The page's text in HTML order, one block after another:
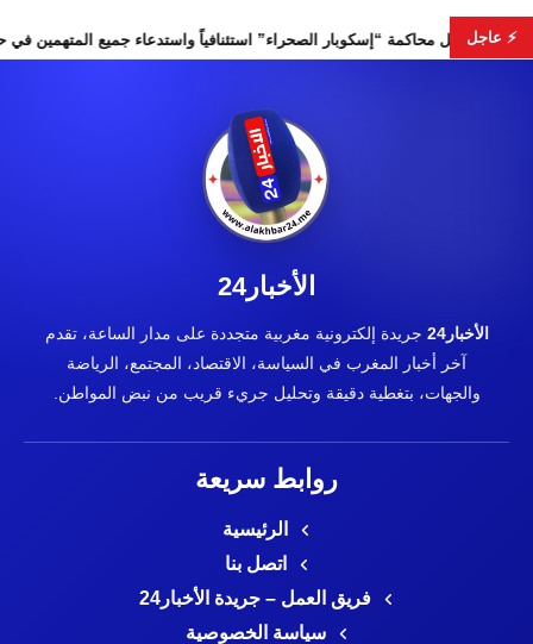
⚡ عاجل تأجيل محاكمة “إسكوبار الصحراء” استئنافياً واستدعاء
الأخبار24
الأخبار24
جريدة إلكترونية مغربية متجددة على مدار الساعة، تقدم
آخر أخبار المغرب في السياسة، الاقتصاد، المجتمع، الرياضة
والجهات، بتغطية دقيقة وتحليل جريء قريب من نبض المواطن.
روابط سريعة
الرئيسية
اتصل بنا
فريق العمل – جريدة الأخبار24
سياسة الخصوصية